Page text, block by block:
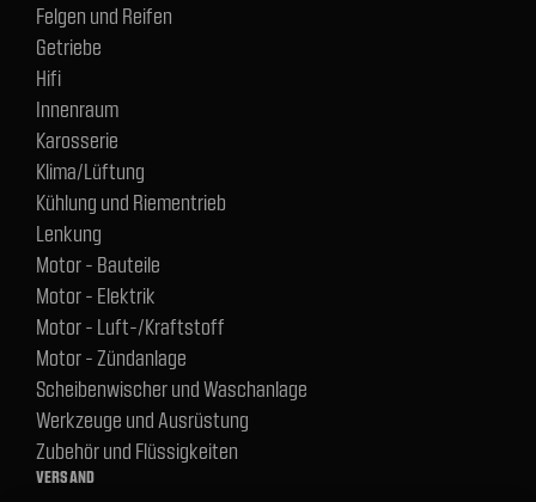
Felgen und Reifen
Getriebe
Hifi
Innenraum
Karosserie
Klima/Lüftung
Kühlung und Riementrieb
Lenkung
Motor - Bauteile
Motor - Elektrik
Motor - Luft-/Kraftstoff
Motor - Zündanlage
Scheibenwischer und Waschanlage
Werkzeuge und Ausrüstung
Zubehör und Flüssigkeiten
VERSAND